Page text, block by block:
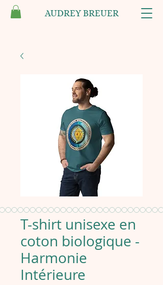
AUDREY BREUER
T-shirt unisexe en
coton biologique -
Harmonie
Intérieure